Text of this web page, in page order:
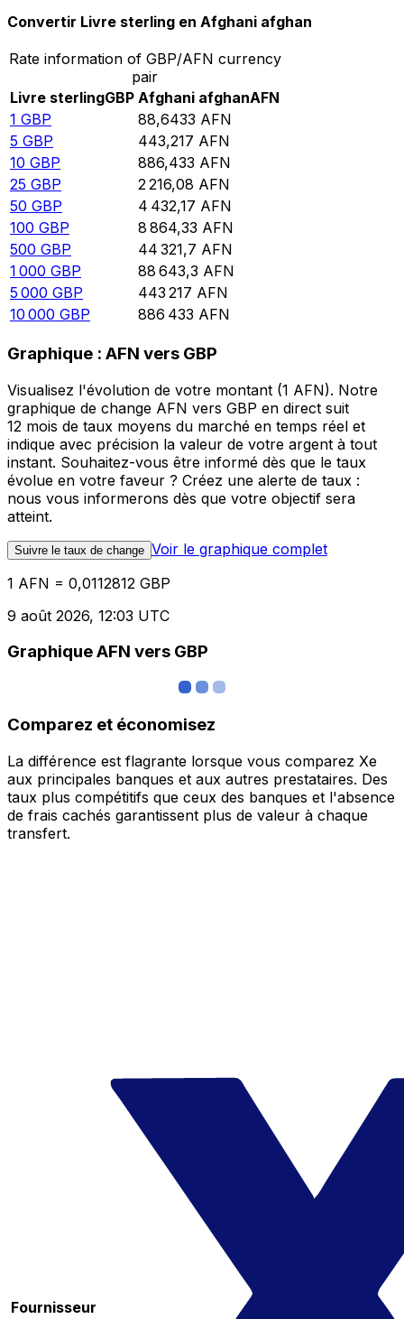
Convertir Livre sterling en Afghani afghan
Rate information of GBP/AFN currency
pair
Livre sterlingGBP Afghani afghanAFN
1 GBP 88,6433 AFN
5 GBP 443,217 AFN
10 GBP 886,433 AFN
25 GBP 2 216,08 AFN
50 GBP 4 432,17 AFN
100 GBP 8 864,33 AFN
500 GBP 44 321,7 AFN
1 000 GBP 88 643,3 AFN
5 000 GBP 443 217 AFN
10 000 GBP 886 433 AFN
Graphique : AFN vers GBP
Visualisez l'évolution de votre montant (1 AFN). Notre
graphique de change AFN vers GBP en direct suit
12 mois de taux moyens du marché en temps réel et
indique avec précision la valeur de votre argent à tout
instant. Souhaitez-vous être informé dès que le taux
évolue en votre faveur ? Créez une alerte de taux :
nous vous informerons dès que votre objectif sera
atteint.
Suivre le taux de change Voir le graphique complet
1 AFN = 0,0112812 GBP
9 août 2026, 12:03 UTC
Graphique AFN vers GBP
Comparez et économisez
La différence est flagrante lorsque vous comparez Xe
aux principales banques et aux autres prestataires. Des
taux plus compétitifs que ceux des banques et l'absence
de frais cachés garantissent plus de valeur à chaque
transfert.
Fournisseur